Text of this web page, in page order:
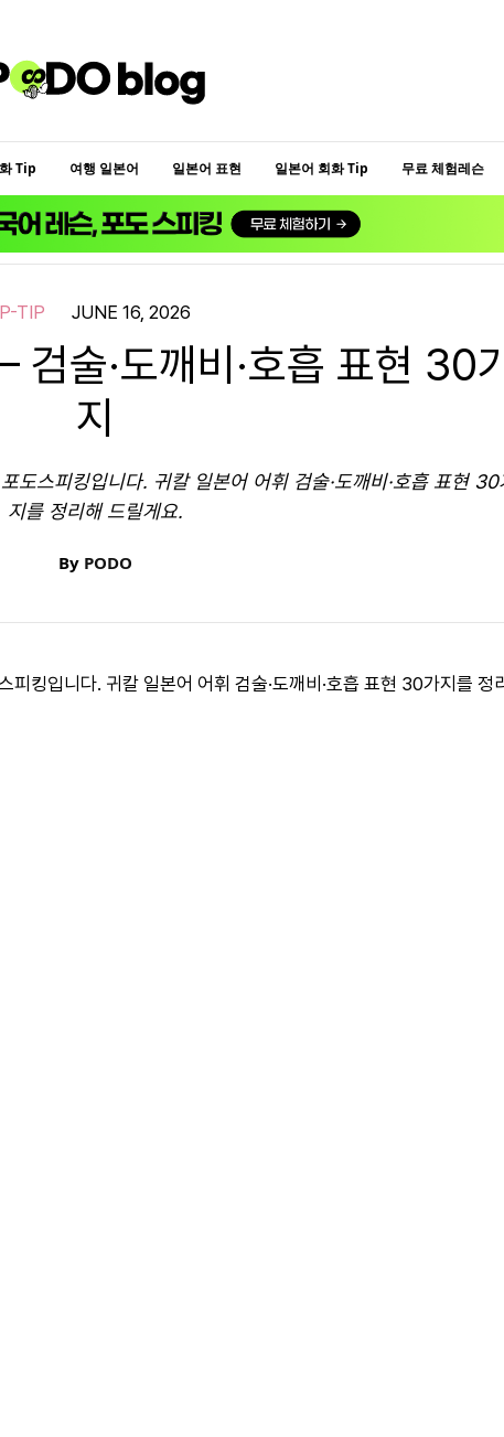
Tip 여행 일본어 일본어 표현 일본어 회화 Tip 무료 체험레슨
TIP JUNE 16, 2026
술·도깨비·호흡 표현 30
지
도스피킹입니다. 귀칼 일본어 어휘 검술·도깨비·호흡 표현 30
지를 정리해 드릴게요.
By PODO
피킹입니다. 귀칼 일본어 어휘 검술·도깨비·호흡 표현 30가지를 정